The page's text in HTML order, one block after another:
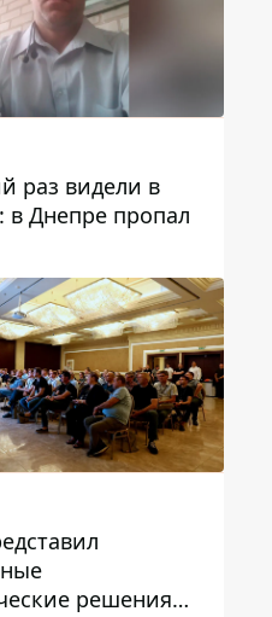
раз видели в
в Днепре пропал
решения